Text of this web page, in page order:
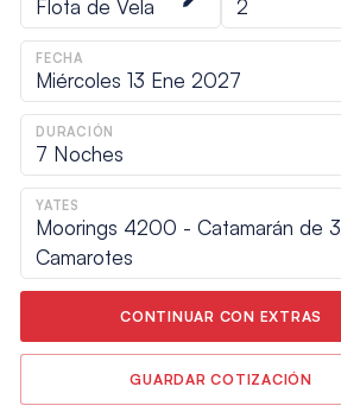
Flota de Vela 2
FECHA
Miércoles 13 Ene 2027
DURACIÓN
7 Noches
YATES
Moorings 4200 - Catamarán de 3
Camarotes
CONTINUAR CON EXTRAS
GUARDAR COTIZACIÓN